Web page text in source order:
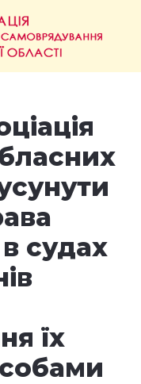
судах
їх